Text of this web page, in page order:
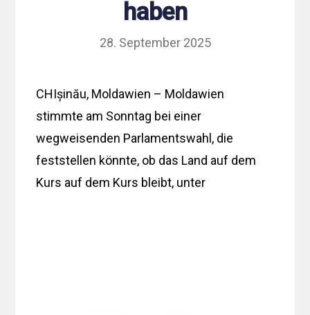
haben
28. September 2025
CHIșinău, Moldawien – Moldawien
stimmte am Sonntag bei einer
wegweisenden Parlamentswahl, die
feststellen könnte, ob das Land auf dem
Kurs auf dem Kurs bleibt, unter